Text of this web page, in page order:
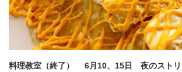
料理教室（終了） 6月10、15日 夜のストリ